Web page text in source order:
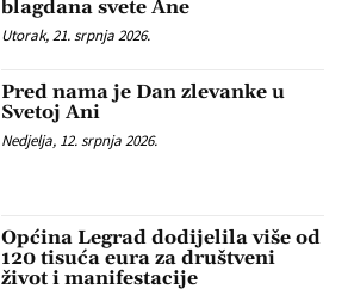
blagdana svete Ane
Utorak, 21. srpnja 2026.
Pred nama je Dan zlevanke u
Svetoj Ani
Nedjelja, 12. srpnja 2026.
Općina Legrad dodijelila više od
120 tisuća eura za društveni
život i manifestacije